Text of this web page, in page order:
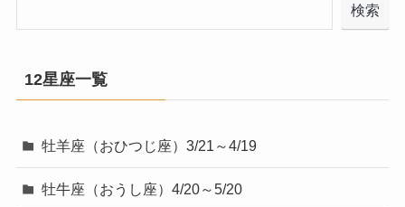
検索
12星座一覧
牡羊座（おひつじ座）3/21～4/19
牡牛座（おうし座）4/20～5/20